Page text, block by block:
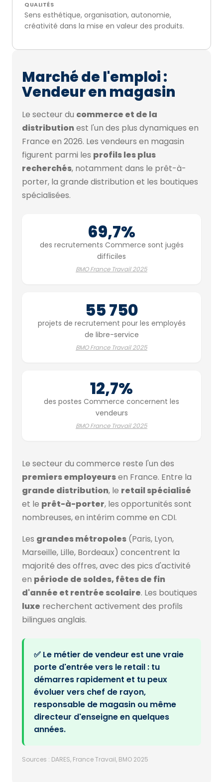
QUALITÉS
Sens esthétique, organisation, autonomie,
créativité dans la mise en valeur des produits.
Marché de l'emploi :
Vendeur en magasin
Le secteur du commerce et de la
distributionest l'un des plus dynamiques en
France en 2026. Les vendeurs en magasin
figurent parmi les profils les plus
recherchés, notamment dans le prêt-à-
porter, la grande distribution et les boutiques
spécialisées.
69,7%
des recrutements Commerce sont jugés
difficiles
BMO France Travail 2025
55 750
projets de recrutement pour les employés
de libre-service
BMO France Travail 2025
12,7%
des postes Commerce concernent les
vendeurs
BMO France Travail 2025
Le secteur du commerce reste l'un des
premiers employeursen France. Entre la
grande distribution, le retail spécialisé
et le prêt-à-porter, les opportunités sont
nombreuses, en intérim comme en CDI.
Les grandes métropoles (Paris, Lyon,
Marseille, Lille, Bordeaux) concentrent la
majorité des offres, avec des pics d'activité
en période de soldes, fêtes de fin
d'année et rentrée scolaire. Les boutiques
luxe recherchent activement des profils
bilingues anglais.
✅ Le métier de vendeur est une vraie
porte d'entrée vers le retail : tu
démarres rapidement et tu peux
évoluer vers chef de rayon,
responsable de magasin ou même
directeur d'enseigne en quelques
années.
Sources : DARES, France Travail, BMO 2025